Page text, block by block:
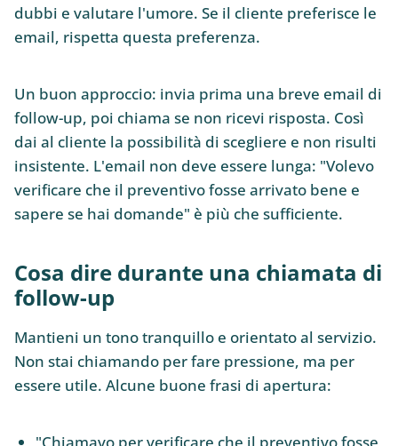
dubbi e valutare l'umore. Se il cliente preferisce le
email, rispetta questa preferenza.
Un buon approccio: invia prima una breve email di
follow-up, poi chiama se non ricevi risposta. Così
dai al cliente la possibilità di scegliere e non risulti
insistente. L'email non deve essere lunga: "Volevo
verificare che il preventivo fosse arrivato bene e
sapere se hai domande" è più che sufficiente.
Cosa dire durante una chiamata di
follow-up
Mantieni un tono tranquillo e orientato al servizio.
Non stai chiamando per fare pressione, ma per
essere utile. Alcune buone frasi di apertura: